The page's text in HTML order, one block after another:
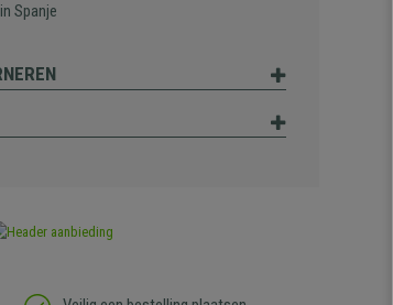
Spanje